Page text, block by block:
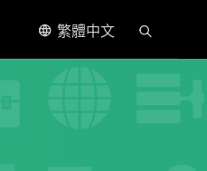
繁體中文